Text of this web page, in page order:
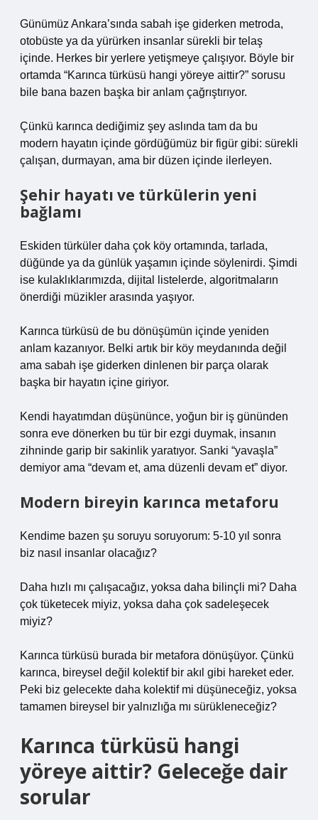
Günümüz Ankara’sında sabah işe giderken metroda,
otobüste ya da yürürken insanlar sürekli bir telaş
içinde. Herkes bir yerlere yetişmeye çalışıyor. Böyle bir
ortamda “Karınca türküsü hangi yöreye aittir?” sorusu
bile bana bazen başka bir anlam çağrıştırıyor.
Çünkü karınca dediğimiz şey aslında tam da bu
modern hayatın içinde gördüğümüz bir figür gibi: sürekli
çalışan, durmayan, ama bir düzen içinde ilerleyen.
Şehir hayatı ve türkülerin yeni
bağlamı
Eskiden türküler daha çok köy ortamında, tarlada,
düğünde ya da günlük yaşamın içinde söylenirdi. Şimdi
ise kulaklıklarımızda, dijital listelerde, algoritmaların
önerdiği müzikler arasında yaşıyor.
Karınca türküsü de bu dönüşümün içinde yeniden
anlam kazanıyor. Belki artık bir köy meydanında değil
ama sabah işe giderken dinlenen bir parça olarak
başka bir hayatın içine giriyor.
Kendi hayatımdan düşününce, yoğun bir iş gününden
sonra eve dönerken bu tür bir ezgi duymak, insanın
zihninde garip bir sakinlik yaratıyor. Sanki “yavaşla”
demiyor ama “devam et, ama düzenli devam et” diyor.
Modern bireyin karınca metaforu
Kendime bazen şu soruyu soruyorum: 5-10 yıl sonra
biz nasıl insanlar olacağız?
Daha hızlı mı çalışacağız, yoksa daha bilinçli mi? Daha
çok tüketecek miyiz, yoksa daha çok sadeleşecek
miyiz?
Karınca türküsü burada bir metafora dönüşüyor. Çünkü
karınca, bireysel değil kolektif bir akıl gibi hareket eder.
Peki biz gelecekte daha kolektif mi düşüneceğiz, yoksa
tamamen bireysel bir yalnızlığa mı sürükleneceğiz?
Karınca türküsü hangi
yöreye aittir? Geleceğe dair
sorular